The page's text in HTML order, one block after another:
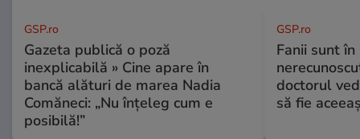
GSP.ro
Gazeta publică o poză
inexplicabilă » Cine apare în
bancă alături de marea Nadia
Comăneci: „Nu înțeleg cum e
posibilă!”
GSP.ro
Fanii sunt în
doctorul
să fie